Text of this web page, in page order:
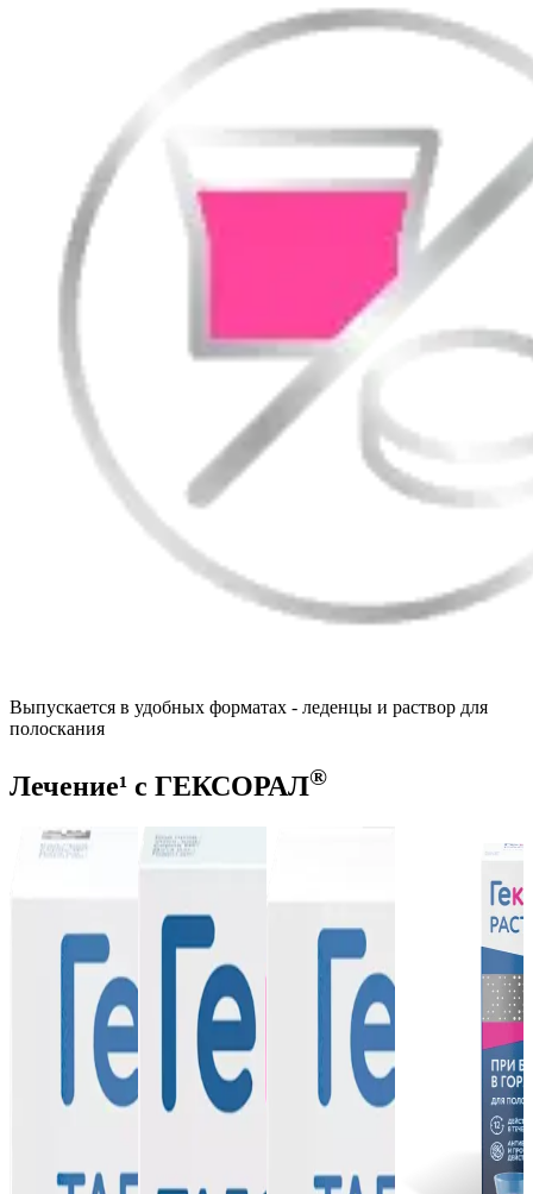
Выпускается в удобных форматах - леденцы и раствор для
полоскания
Лечение¹ с ГЕКСОРАЛ®